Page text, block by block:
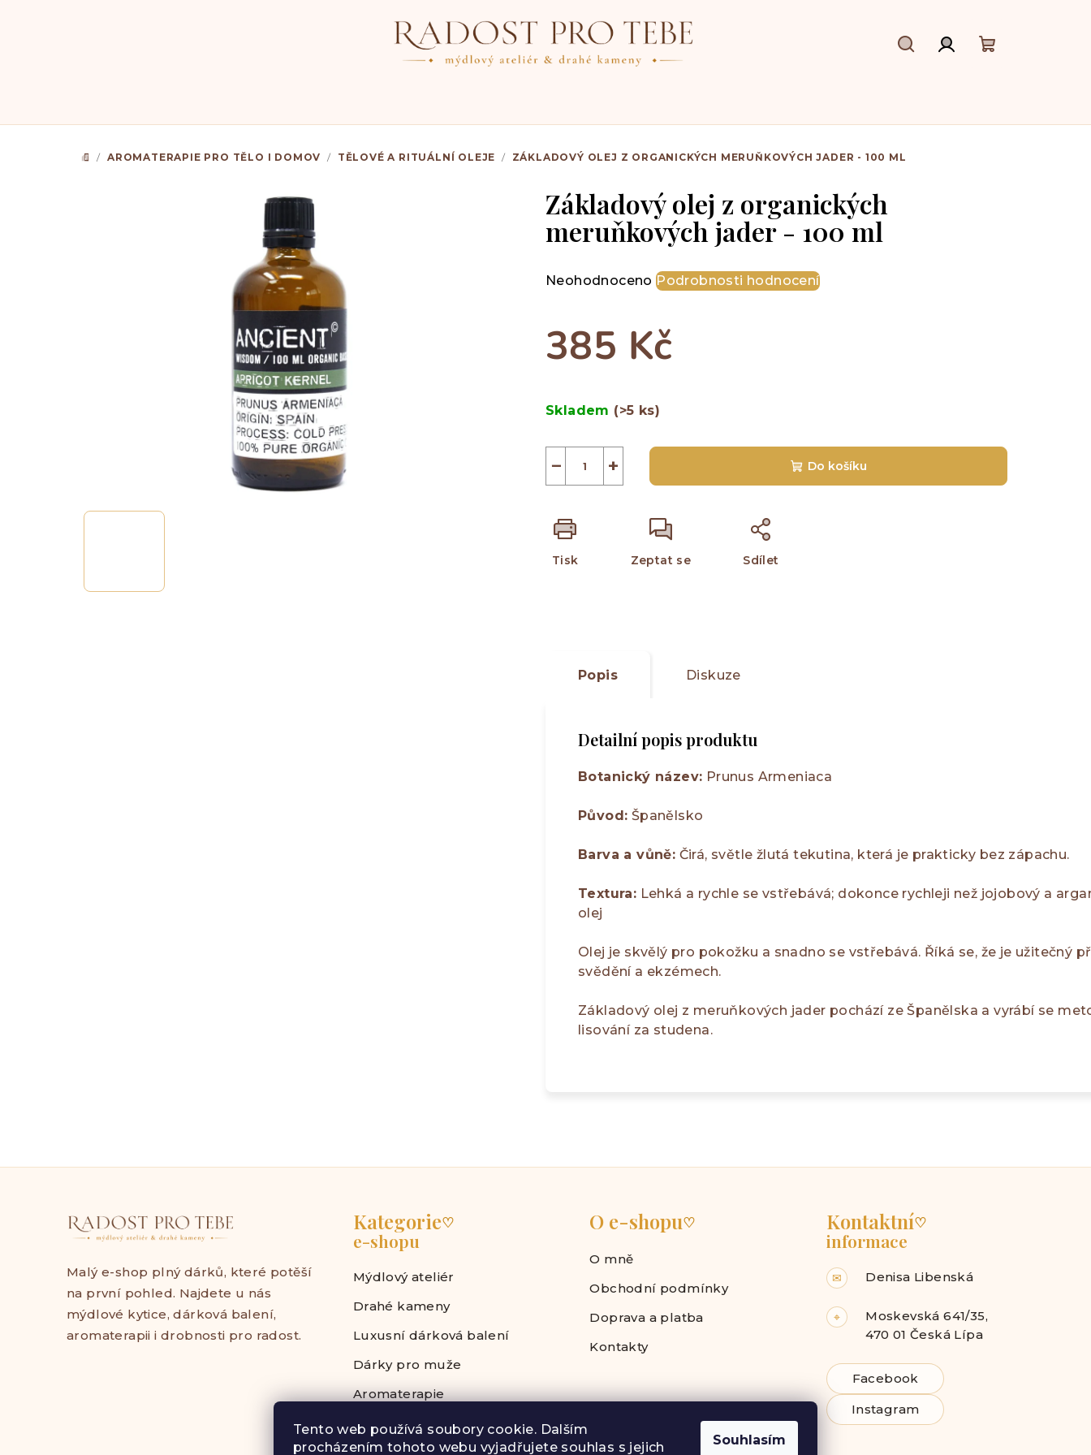
Tento web používá soubory cookie. Dalším
procházením tohoto webu vyjadřujete souhlas s jejich
Souhlasím
DOMŮ
/ AROMATERAPIE PRO TĚLO I DOMOV / TĚLOVÉ A RITUÁLNÍ OLEJE / ZÁKLADOVÝ OLEJ Z ORGANICKÝCH MERUŇKOVÝCH JADER - 100 ML
Základový olej z organických
meruňkových jader - 100 ml
Průměrné
je
0,0
hvězdiček.
Neohodnoceno Podrobnosti hodnocení
385 Kč
cena:
Skladem (>5 ks)
+
− Do košíku
Tisk Zeptat se Sdílet
Popis Diskuze
Detailní popis produktu
Botanický název: Prunus Armeniaca
Původ: Španělsko
Barva a vůně: Čirá, světle žlutá tekutina, která je prakticky bez zápachu.
Textura: Lehká a rychle se vstřebává; dokonce rychleji než jojobový a
olej
Olej je skvělý pro pokožku a snadno se vstřebává. Říká se, že je užitečný
svědění a ekzémech.
Základový olej z meruňkových jader pochází ze Španělska a vyrábí se
lisování za studena.
Malý e-shop plný dárků, které potěší
na první pohled. Najdete u nás
mýdlové kytice, dárková balení,
aromaterapii i drobnosti pro radost.
Kategorie♡
e-shopu
Mýdlový ateliér
Drahé kameny
Luxusní dárková balení
Dárky pro muže
Aromaterapie
O e-shopu♡
O mně
Obchodní podmínky
Doprava a platba
Kontakty
Kontaktní♡
informace
✉ Denisa Libenská
⌖
Moskevská 641/35,
470 01 Česká Lípa
Facebook
Instagram